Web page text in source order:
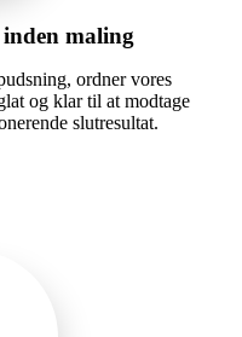
maling
ordner vores
og klar til at modtage
slutresultat.